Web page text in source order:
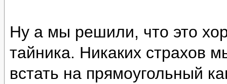
Ну а мы решили, что это
тайника. Никаких страхов
встать на прямоугольный